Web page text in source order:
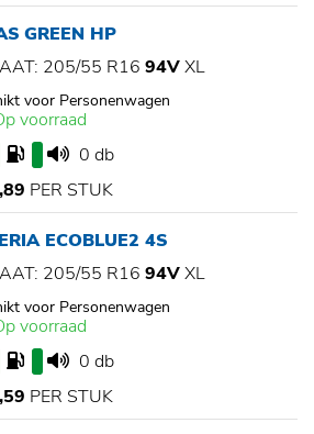
GREEN HP
205/55 R16 94VXL
voor Personenwagen
voorraad
0 db
PER STUK
ECOBLUE2 4S
205/55 R16 94VXL
voor Personenwagen
voorraad
0 db
PER STUK